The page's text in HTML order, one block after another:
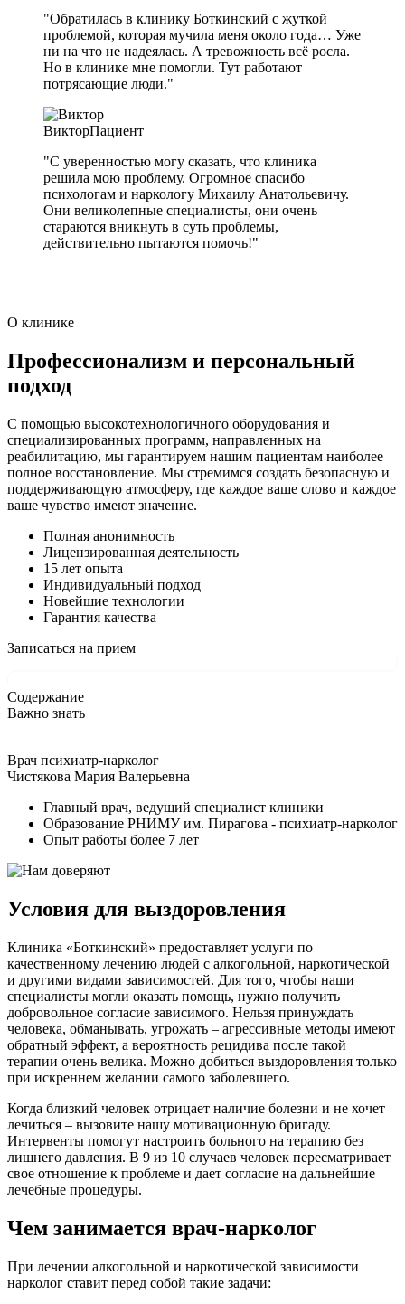
"Обратилась в клинику Боткинский с жуткой
проблемой, которая мучила меня около года… Уже
ни на что не надеялась. А тревожность всё росла.
Но в клинике мне помогли. Тут работают
потрясающие люди."
ВикторПациент
"С уверенностью могу сказать, что клиника
решила мою проблему. Огромное спасибо
психологам и наркологу Михаилу Анатольевичу.
Они великолепные специалисты, они очень
стараются вникнуть в суть проблемы,
действительно пытаются помочь!"
О клинике
Профессионализм и персональный
подход
С помощью высокотехнологичного оборудования и
специализированных программ, направленных на
реабилитацию, мы гарантируем нашим пациентам наиболее
полное восстановление. Мы стремимся создать безопасную и
поддерживающую атмосферу, где каждое ваше слово и каждое
ваше чувство имеют значение.
Полная анонимность
Лицензированная деятельность
15 лет опыта
Индивидуальный подход
Новейшие технологии
Гарантия качества
Записаться на прием
Содержание
Важно знать
Врач психиатр-нарколог
Чистякова Мария Валерьевна
Главный врач, ведущий специалист клиники
Образование РНИМУ им. Пирагова - психиатр-нарколог
Опыт работы более 7 лет
Условия для выздоровления
Клиника «Боткинский» предоставляет услуги по
качественному лечению людей с алкогольной, наркотической
и другими видами зависимостей. Для того, чтобы наши
специалисты могли оказать помощь, нужно получить
добровольное согласие зависимого. Нельзя принуждать
человека, обманывать, угрожать – агрессивные методы имеют
обратный эффект, а вероятность рецидива после такой
терапии очень велика. Можно добиться выздоровления только
при искреннем желании самого заболевшего.
Когда близкий человек отрицает наличие болезни и не хочет
лечиться – вызовите нашу мотивационную бригаду.
Интервенты помогут настроить больного на терапию без
лишнего давления. В 9 из 10 случаев человек пересматривает
свое отношение к проблеме и дает согласие на дальнейшие
лечебные процедуры.
Чем занимается врач-нарколог
При лечении алкогольной и наркотической зависимости
нарколог ставит перед собой такие задачи: